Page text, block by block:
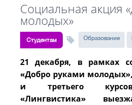
Социальная акция
молодых»
Студентам Образование
21 декабря, в рамках
«Добро руками
и третьего
«Лингвистика»